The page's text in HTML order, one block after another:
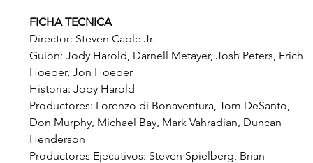
FICHA TECNICA
Director: Steven Caple Jr.
Guión: Jody Harold, Darnell Metayer, Josh Peters, Erich
Hoeber, Jon Hoeber
Historia: Joby Harold
Productores: Lorenzo di Bonaventura, Tom DeSanto,
Don Murphy, Michael Bay, Mark Vahradian, Duncan
Henderson
Productores Ejecutivos: Steven Spielberg, Brian